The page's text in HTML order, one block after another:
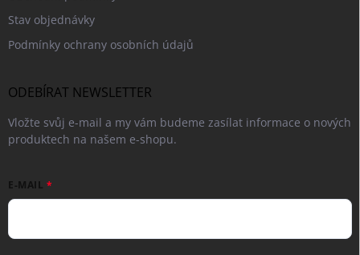
Stav objednávky
Podmínky ochrany osobních údajů
ODEBÍRAT NEWSLETTER
Vložte svůj e-mail a my vám budeme zasílat informace o nových
produktech na našem e-shopu.
E-MAIL